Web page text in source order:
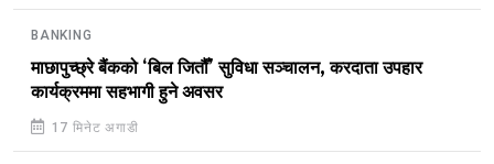
BANKING
माछापुच्छ्रे बैंकको ‘बिल जितौँ’ सुविधा सञ्चालन, करदाता उपहार
कार्यक्रममा सहभागी हुने अवसर
17 मिनेट अगाडी